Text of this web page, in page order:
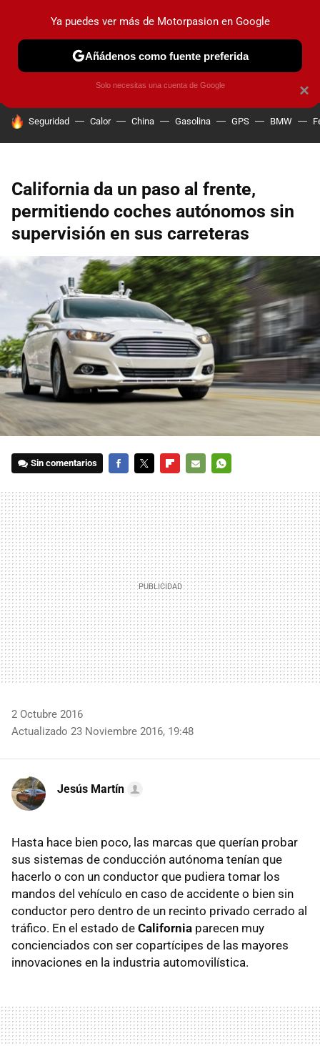
PRUEBAS COCHES ELÉCTRICOS OBSERVATORIO
HOY SE HABLA DE
Seguridad Calor China Gasolina GPS BMW
California da un paso al frente,
permitiendo coches autónomos sin
supervisión en sus carreteras
Sin comentarios
MAIL
2 Octubre 2016
Actualizado 23 Noviembre 2016, 19:48
Jesús Martín
Hasta hace bien poco, las marcas que querían probar
sus sistemas de conducción autónoma tenían que
hacerlo o con un conductor que pudiera tomar los
mandos del vehículo en caso de accidente o bien sin
conductor pero dentro de un recinto privado cerrado al
tráfico. En el estado de California parecen muy
concienciados con ser copartícipes de las mayores
innovaciones en la industria automovilística.
×
Ya puedes ver más de Motorpasion en Google
Añádenos como fuente preferida
Solo necesitas una cuenta de Google